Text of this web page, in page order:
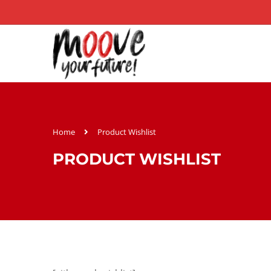
Home Product Wishlist
PRODUCT WISHLIST